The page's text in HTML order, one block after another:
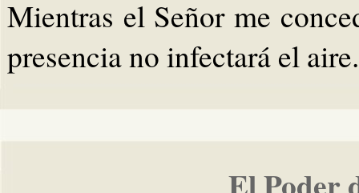
Mientras el Señor me
presencia no infectará el